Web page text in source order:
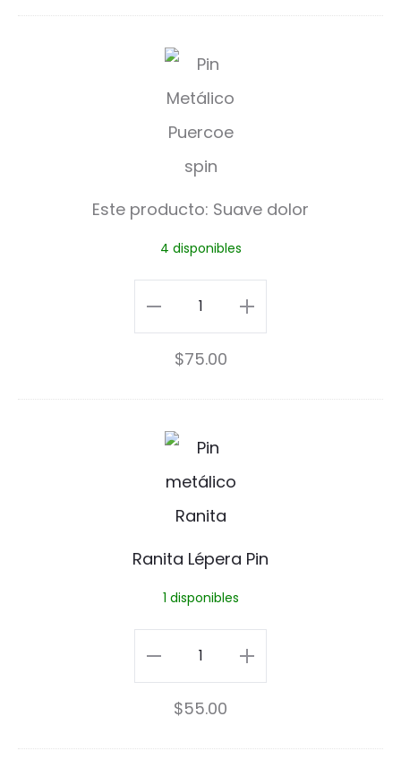
S
u
a
v
o
o
r
Este producto: Suave dolor
4 disponibles
Suave
dolor
cantidad
$75.00
R
a
n
t
a
é
p
e
Ranita Lépera Pin
1 disponibles
Ranita
Lépera
cantidad
$55.00